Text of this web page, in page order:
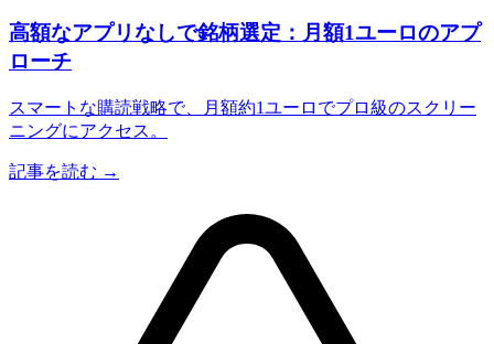
高額なアプリなしで銘柄選定：月額1ユーロのアプ
ローチ
スマートな購読戦略で、月額約1ユーロでプロ級のスクリー
ニングにアクセス。
記事を読む →